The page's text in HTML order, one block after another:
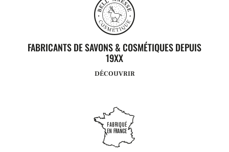
FABRICANTS DE SAVONS & COSMÉTIQUES DEPUIS
19XX
DÉCOUVRIR